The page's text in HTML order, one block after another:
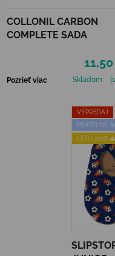
COLLONIL CARBON
COMPLETE SADA
Pozrieť viac Skladom
VÝPREDAJ
PRATEĽNÉ 🌀
LETO 2026 🌊